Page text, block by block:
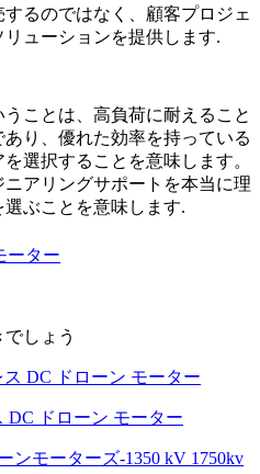
るのではなく、顧客プロジェ
ューションを提供します.
ことは、高負荷に耐えること
り、優れた効率を持っている
選択することを意味します。
アリングサポートを本当に理
ぶことを意味します.
ーター
しょう
DC ドローン モーター